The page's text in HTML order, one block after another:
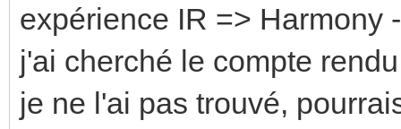
expérience IR => Harmony
j'ai cherché le compte
je ne l'ai pas trouvé,